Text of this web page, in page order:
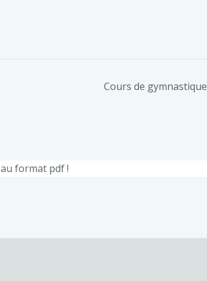
Cours de gymnastique
au format pdf !